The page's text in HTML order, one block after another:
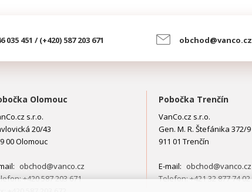
035 451 / (+420) 587 203 671 obchod@vanco.cz
Olomouc
s.r.o.
20/43
00 Olomouc
obchod@vanco.cz
+420 587 203 671
Pobočka Trenčín
VanCo.cz s.r.o.
Gen. M. R. Štefánika 372/9
911 01 Trenčín
E-mail: obchod@vanco.cz
Telefon: +421 32 877 74 02